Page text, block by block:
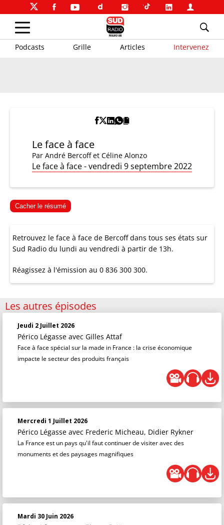
Podcasts Grille Articles Intervenez
Le face à face
Par André Bercoff et Céline Alonzo
Le face à face - vendredi 9 septembre 2022
Cacher le résumé
Retrouvez le face à face de Bercoff dans tous ses états sur
Sud Radio du lundi au vendredi à partir de 13h.
Réagissez à l'émission au 0 836 300 300.
Les autres épisodes
Jeudi 2 Juillet 2026
Périco Légasse avec Gilles Attaf
Face à face spécial sur la made in France : la crise économique
impacte le secteur des produits français
Mercredi 1 Juillet 2026
Périco Légasse avec Frederic Micheau, Didier Rykner
La France est un pays qu'il faut continuer de visiter avec des
monuments et des paysages magnifiques
Mardi 30 Juin 2026